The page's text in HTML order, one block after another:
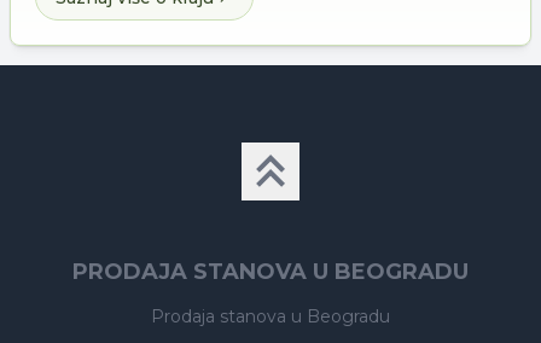
PRODAJA STANOVA U BEOGRADU
Prodaja stanova u Beogradu